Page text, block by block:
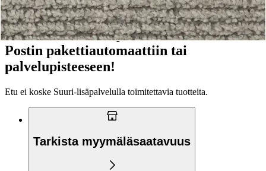
Ilmainen toimitus yli 100 €:n tilauksille
Postin pakettiautomaattiin tai
palvelupisteeseen!
Etu ei koske Suuri‑lisäpalvelulla toimitettavia tuotteita.
Tarkista myymäläsaatavuus